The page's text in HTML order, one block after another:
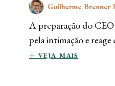
Guilherme Brenner
A preparação do
pela intimação e
+ veja mais